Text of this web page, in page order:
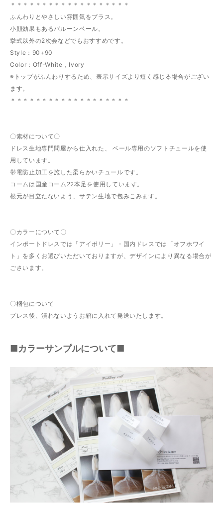
＊＊＊＊＊＊＊＊＊＊＊＊＊＊＊＊＊＊＊
ふんわりとやさしい雰囲気をプラス。
小顔効果もあるバルーンベール。
挙式以外の2次会などでもおすすめです。
Style：90+90
Color：Off-White，Ivory
※トップがふんわりするため、表示サイズより短く感じる場合がござい
ます。
＊＊＊＊＊＊＊＊＊＊＊＊＊＊＊＊＊＊＊
〇素材について〇
ドレス生地専門問屋から仕入れた、 ベール専用のソフトチュールを使
用しています。
帯電防止加工を施した柔らかいチュールです。
コームは国産コーム22本足を使用しています。
根元が目立たないよう、サテン生地で包みこみます。
〇カラーについて〇
インポートドレスでは「アイボリー」・国内ドレスでは「オフホワイ
ト」を多くお選びいただいておりますが、デザインにより異なる場合が
ごさいます。
〇梱包について
プレス後、潰れないようお箱に入れて発送いたします。
■カラーサンプルについて■